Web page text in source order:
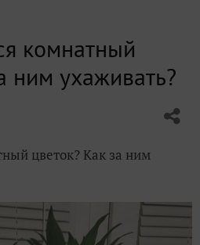
комнатный
ним ухаживать?
цветок? Как за ним